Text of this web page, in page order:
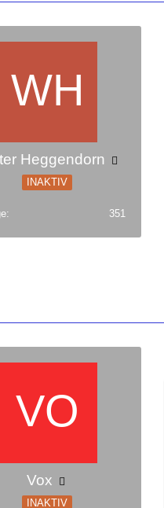
Heggendorn
INAKTIV
351
Vox
INAKTIV